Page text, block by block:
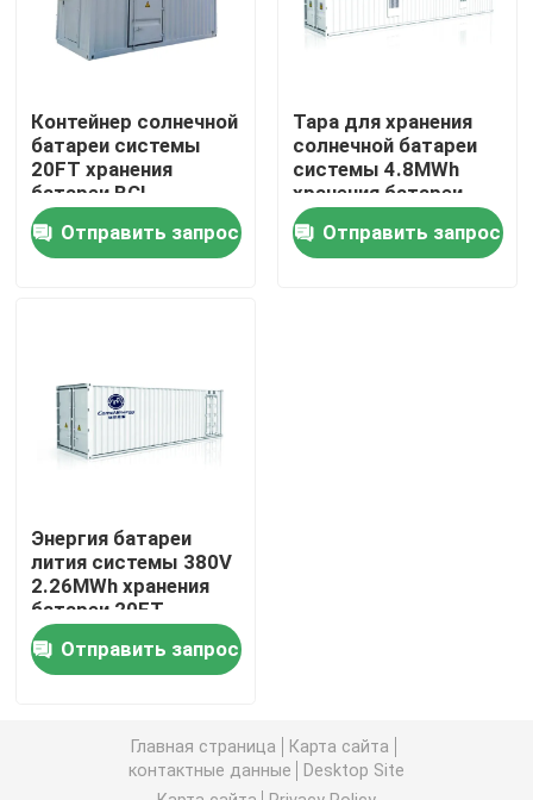
Дом
Продукты
О нас
Проверка качества
Group Website
Батарея стартера автомобиля
Батарея стартера иона лития
Контейнер солнечной
батареи системы
20FT хранения
батареи BCI
коммерчески или
польза C&I
Отправить запрос
Тара для хранения
солнечной батареи
системы 4.8MWh
хранения батареи
40FT коммерчески
Отправить запрос
Энергия батареи
лития системы 380V
2.26MWh хранения
батареи 20FT
промышленная
солнечная
коммерчески
Отправить запрос
Главная страница
Карта сайта
контактные данные
Desktop Site